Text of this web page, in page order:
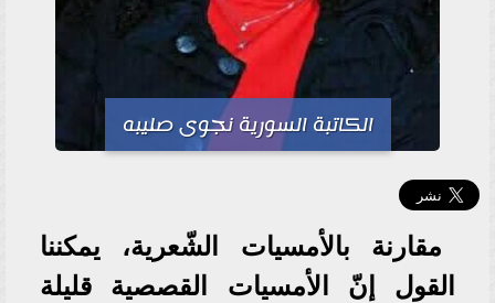
الكاتبة السورية نجوى صليبه
مقارنة بالأمسيات الشّعرية، يمكننا
القول إنّ الأمسيات القصصية قليلة